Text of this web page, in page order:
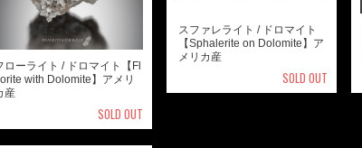
ローライト / ドロマイト【Fl
with Dolomite】アメリ
産
SOLD OUT
スファレライト / ドロマイト
【Sphalerite on Dolomite】ア
メリカ産
SOLD OUT